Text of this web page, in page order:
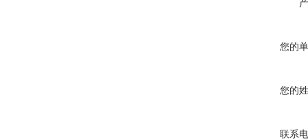
您的
您的
联系